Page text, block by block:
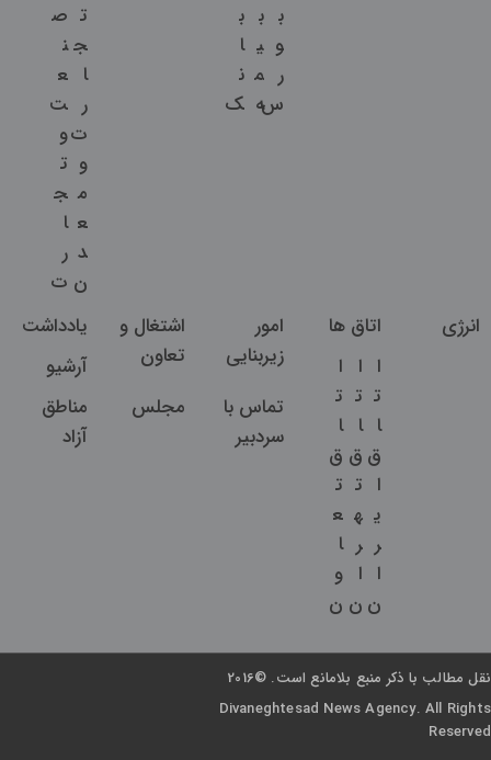
ب
و
ر
س
ب
ی
م
ه
ب
ا
ن
ک
ت
ج
ا
ر
ت
و
م
ع
د
ن
ص
ن
ع
ت
و
ت
ج
ا
ر
ت
انرژی
اتاق ها
ا
ت
ا
ق
ا
ی
ر
ا
ن
ا
ت
ا
ق
ت
ه
ر
ا
ن
ا
ت
ا
ق
ت
ع
ا
و
ن
امور
زیربنایی
اشتغال و
تعاون
یادداشت
آرشیو
تماس با
سردبیر
مجلس
مناطق
آزاد
نقل مطالب با ذکر منبع بلامانع است. ©2016
Divaneghtesad News Agency. All Rights
Reserved